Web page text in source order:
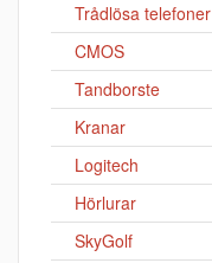
Trådlösa telefoner
CMOS
Tandborste
Kranar
Logitech
Hörlurar
SkyGolf